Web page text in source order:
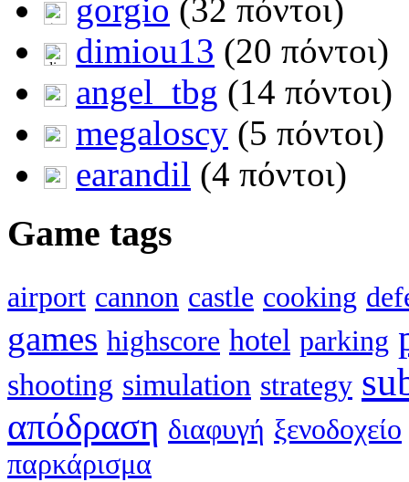
gorgio (32 πόντοι)
dimiou13 (20 πόντοι)
angel_tbg (14 πόντοι)
megaloscy (5 πόντοι)
earandil (4 πόντοι)
Game tags
airport cannon castle cooking
games highscore hotel parking
shooting simulation strategy
απόδραση διαφυγή ξενοδοχείο
παρκάρισμα